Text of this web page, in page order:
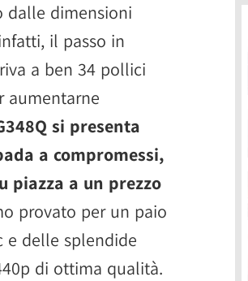
dalle dimensioni
il passo in
a ben 34 pollici
aumentarne
si presenta
a compromessi,
piazza a un prezzo
provato per un paio
e delle splendide
di ottima qualità.